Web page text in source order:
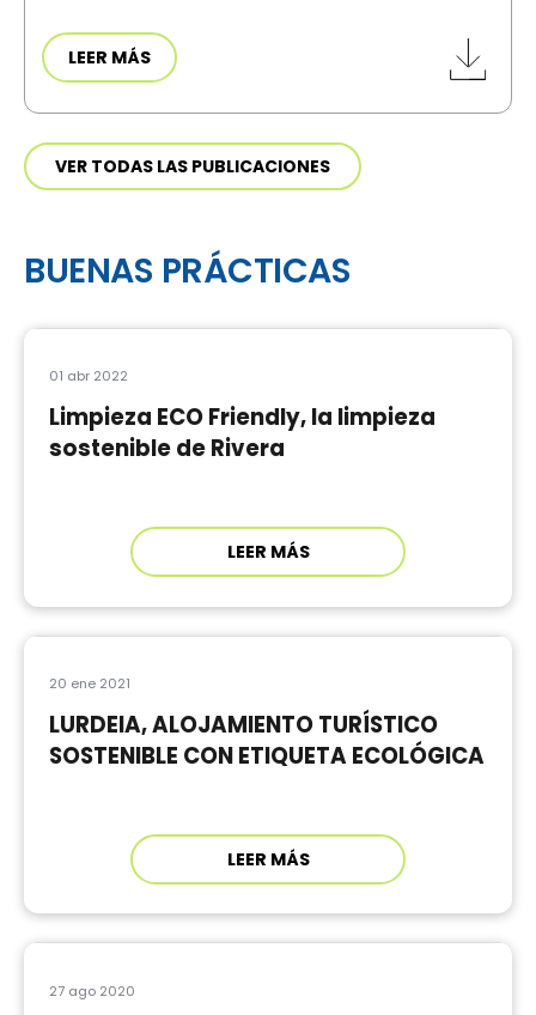
LEER MÁS
VER TODAS LAS PUBLICACIONES
BUENAS PRÁCTICAS
01 abr 2022
Limpieza ECO Friendly, la limpieza
sostenible de Rivera
LEER MÁS
20 ene 2021
LURDEIA, ALOJAMIENTO TURÍSTICO
SOSTENIBLE CON ETIQUETA ECOLÓGICA
LEER MÁS
27 ago 2020